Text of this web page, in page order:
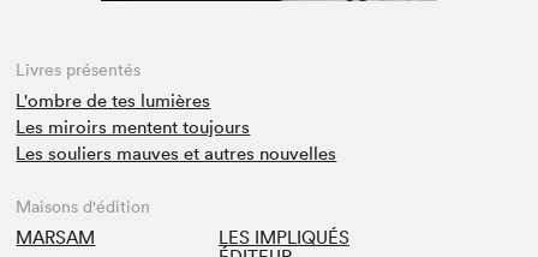
Livres présentés
L'ombre de tes lumières
Les miroirs mentent toujours
Les souliers mauves et autres nouvelles
Maisons d'édition
MARSAM
LES IMPLIQUÉS